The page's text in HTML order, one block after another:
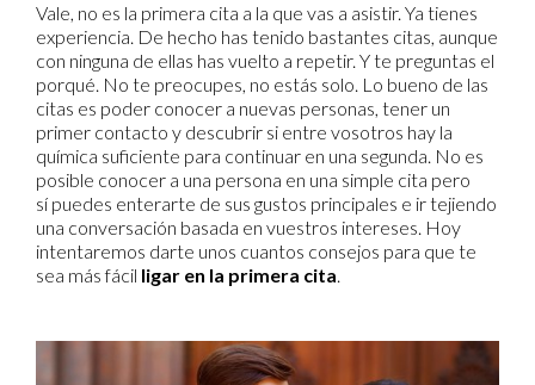
Vale, no es la primera cita a la que vas a asistir. Ya tienes
experiencia. De hecho has tenido bastantes citas, aunque
con ninguna de ellas has vuelto a repetir. Y te preguntas el
porqué. No te preocupes, no estás solo. Lo bueno de las
citas es poder conocer a nuevas personas, tener un
primer contacto y descubrir si entre vosotros hay la
química suficiente para continuar en una segunda. No es
posible conocer a una persona en una simple cita pero
sí puedes enterarte de sus gustos principales e ir tejiendo
una conversación basada en vuestros intereses. Hoy
intentaremos darte unos cuantos consejos para que te
sea más fácil ligar en la primera cita.